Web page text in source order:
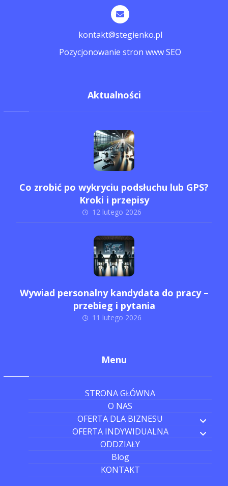
kontakt@stegienko.pl
Pozycjonowanie stron www SEO
Aktualności
Co zrobić po wykryciu podsłuchu lub GPS?
Kroki i przepisy
12 lutego 2026
Wywiad personalny kandydata do pracy –
przebieg i pytania
11 lutego 2026
Menu
STRONA GŁÓWNA
O NAS
OFERTA DLA BIZNESU
OFERTA INDYWIDUALNA
ODDZIAŁY
Blog
KONTAKT